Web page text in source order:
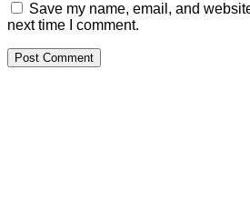
Save my name, email, and
next time I comment.